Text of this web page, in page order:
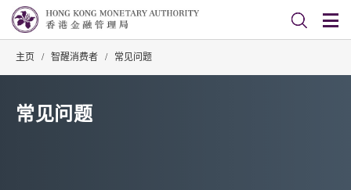
主页 / 智醒消费者 / 常见问题
常见问题